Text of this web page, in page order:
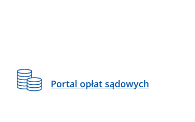
Portal opłat sądowych